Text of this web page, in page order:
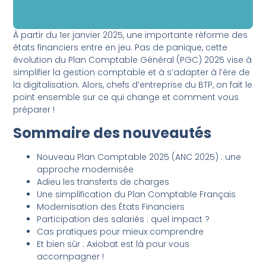
À partir du 1er janvier 2025, une importante réforme des
états financiers entre en jeu. Pas de panique, cette
évolution du Plan Comptable Général (PGC) 2025 vise à
simplifier la gestion comptable et à s’adapter à l’ère de
la digitalisation. Alors, chefs d’entreprise du BTP, on fait le
point ensemble sur ce qui change et comment vous
préparer !
Sommaire des nouveautés
Nouveau Plan Comptable 2025 (ANC 2025) : une
approche modernisée
Adieu les transferts de charges
Une simplification du Plan Comptable Français
Modernisation des États Financiers
Participation des salariés : quel impact ?
Cas pratiques pour mieux comprendre
Et bien sûr : Axiobat est là pour vous
accompagner !